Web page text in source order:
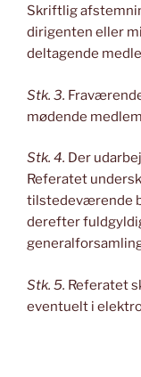
Skriftlig
dirigenten eller
deltagende
Stk. 3.
mødende
Stk. 4. Der
Referatet
tilstedeværende
derefter
Stk. 5. Referatet
eventuelt i